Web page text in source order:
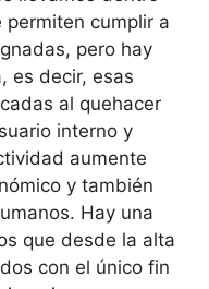
cumplir a
pero hay
es decir, esas
al quehacer
interno y
aumente
y también
Hay una
que desde la alta
con el único fin